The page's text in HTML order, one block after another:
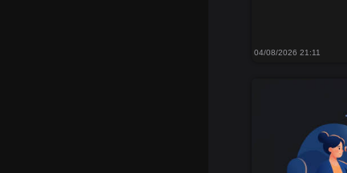
04/08/2026 21:11